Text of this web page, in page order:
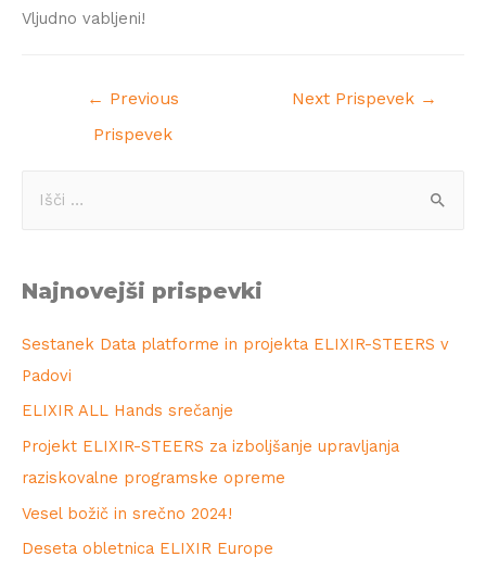
Vljudno vabljeni!
← Previous
Prispevek
Next Prispevek →
Najnovejši prispevki
Sestanek Data platforme in projekta ELIXIR-STEERS v
Padovi
ELIXIR ALL Hands srečanje
Projekt ELIXIR-STEERS za izboljšanje upravljanja
raziskovalne programske opreme
Vesel božič in srečno 2024!
Deseta obletnica ELIXIR Europe